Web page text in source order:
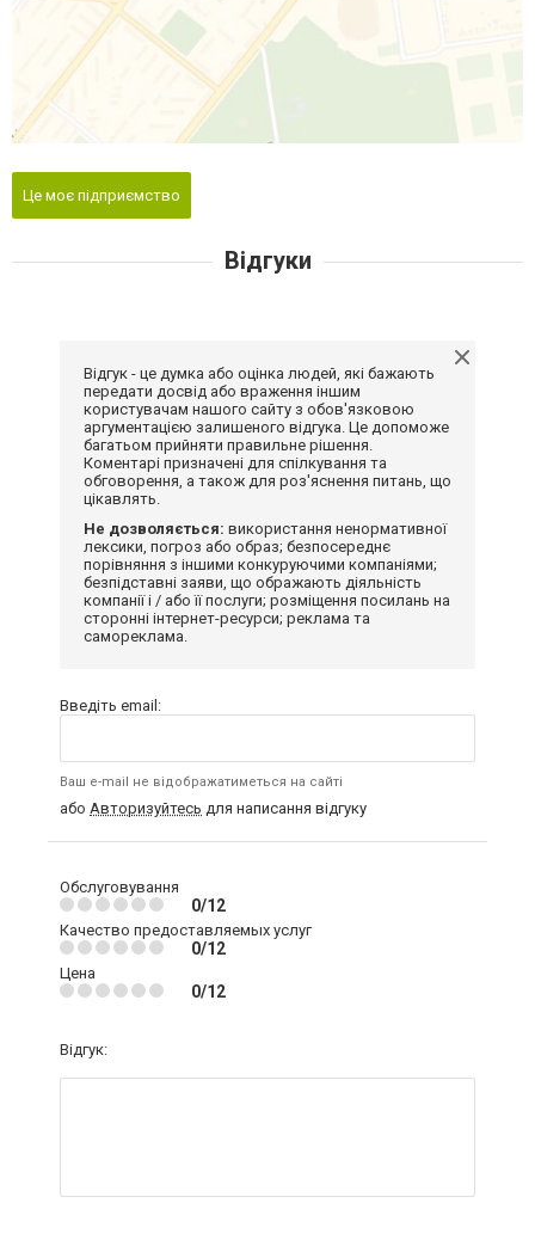
Це моє підприємство
Відгуки
Відгук - це думка або оцінка людей, які бажають
передати досвід або враження іншим
користувачам нашого сайту з обов'язковою
аргументацією залишеного відгука. Це допоможе
багатьом прийняти правильне рішення.
Коментарі призначені для спілкування та
обговорення, а також для роз'яснення питань, що
цікавлять.
Не дозволяється: використання ненормативної
лексики, погроз або образ; безпосереднє
порівняння з іншими конкуруючими компаніями;
безпідставні заяви, що ображають діяльність
компанії і / або її послуги; розміщення посилань на
сторонні інтернет-ресурси; реклама та
самореклама.
Введіть email:
Ваш e-mail не відображатиметься на сайті
або Авторизуйтесь для написання відгуку
Обслуговування
0/12
Качество предоставляемых услуг
0/12
Цена
0/12
Відгук: